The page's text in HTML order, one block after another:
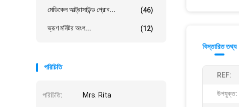
মেডিকেল আল্ট্রাসাউন্ড প্রোব... (46)
ভ্রূণ মনিটর অংশ... (12)
পরিচিতি
পরিচিতি: Mrs. Rita
বিস্তারিত তথ্য
REF:
উপযুক্ত: